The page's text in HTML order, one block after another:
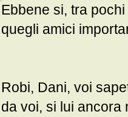
Ebbene si, tra
quegli amici
Robi, Dani, voi
da voi, si lui ancora